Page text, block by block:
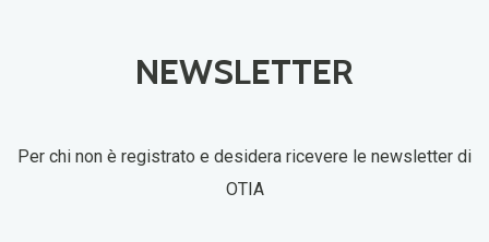
NEWSLETTER
Per chi non è registrato e desidera ricevere le newsletter di
OTIA